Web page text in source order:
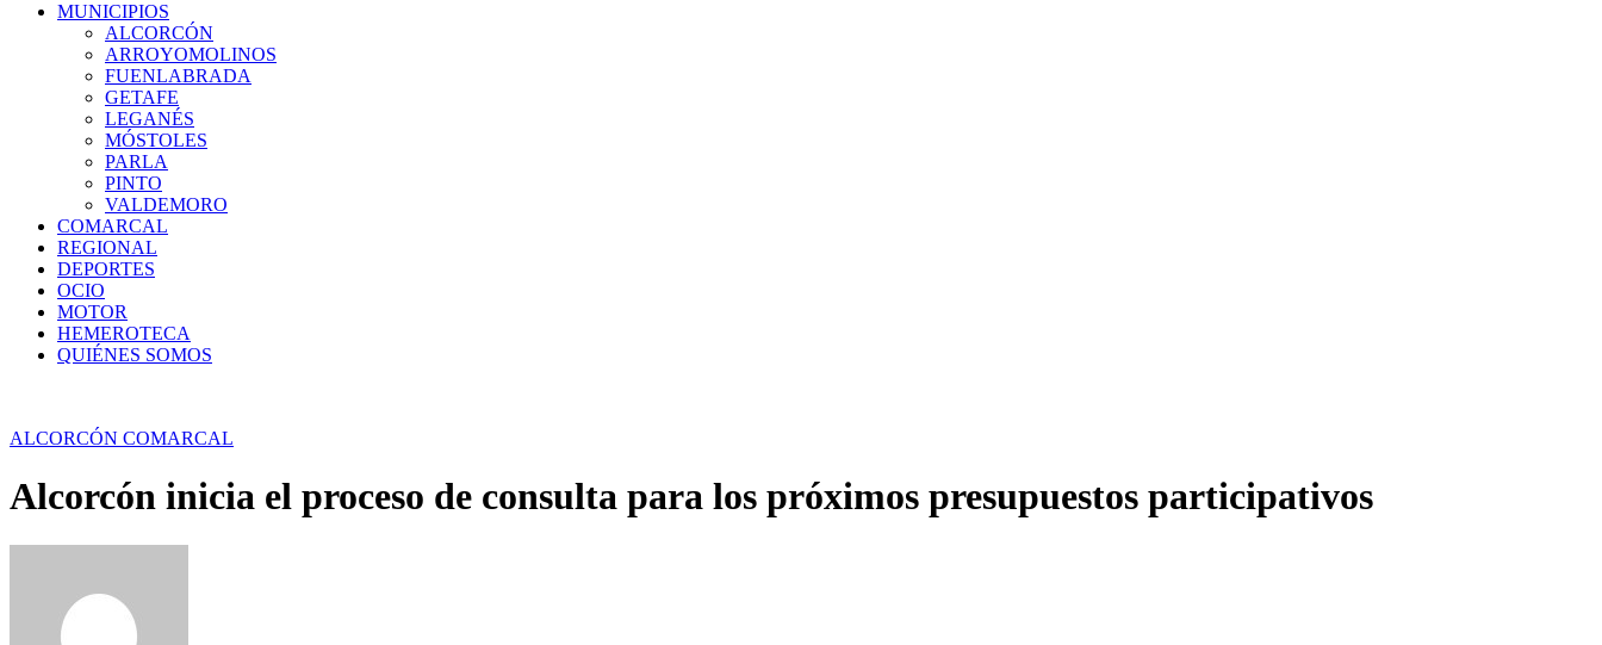
MUNICIPIOS
ALCORCÓN
ARROYOMOLINOS
FUENLABRADA
GETAFE
LEGANÉS
MÓSTOLES
PARLA
PINTO
VALDEMORO
COMARCAL
REGIONAL
DEPORTES
OCIO
MOTOR
HEMEROTECA
QUIÉNES SOMOS
ALCORCÓN COMARCAL
Alcorcón inicia el proceso de consulta para los próximos presupuestos participativos